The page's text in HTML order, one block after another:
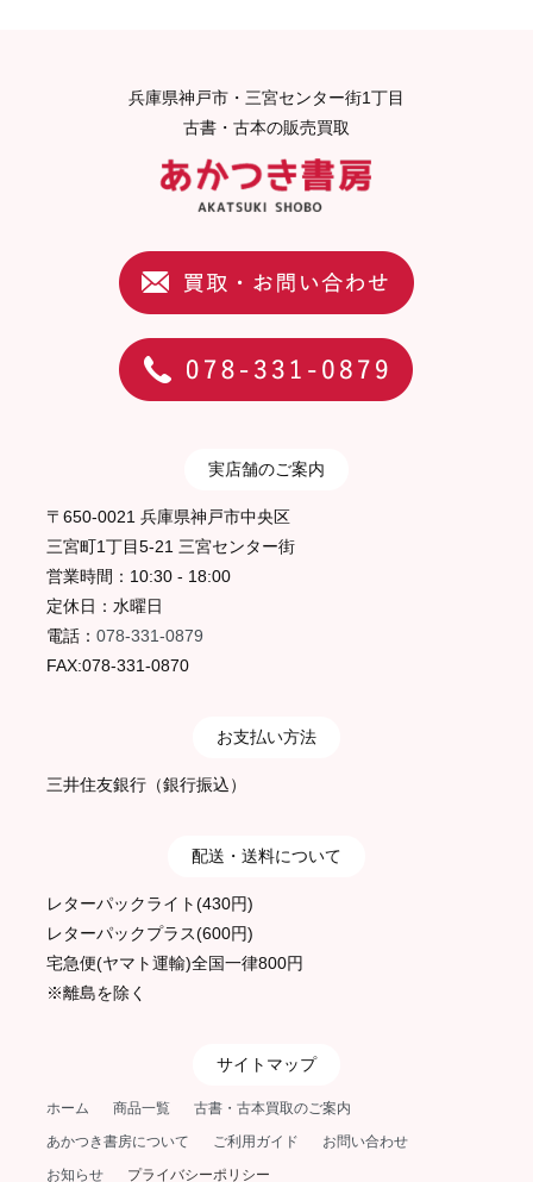
兵庫県神戸市・三宮センター街1丁目
古書・古本の販売買取
実店舗のご案内
〒650-0021 兵庫県神戸市中央区
三宮町1丁目5-21 三宮センター街
営業時間：10:30 - 18:00
定休日：水曜日
電話： 078-331-0879
FAX:078-331-0870
お支払い方法
三井住友銀行（銀行振込）
配送・送料について
レターパックライト(430円)
レターパックプラス(600円)
宅急便(ヤマト運輸)全国一律800円
※離島を除く
サイトマップ
ホーム 商品一覧
古書・古本買取のご案内
あかつき書房について
ご利用ガイド
お問い合わせ
お知らせ
プライバシーポリシー